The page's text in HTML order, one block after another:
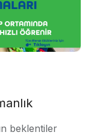
beklentiler